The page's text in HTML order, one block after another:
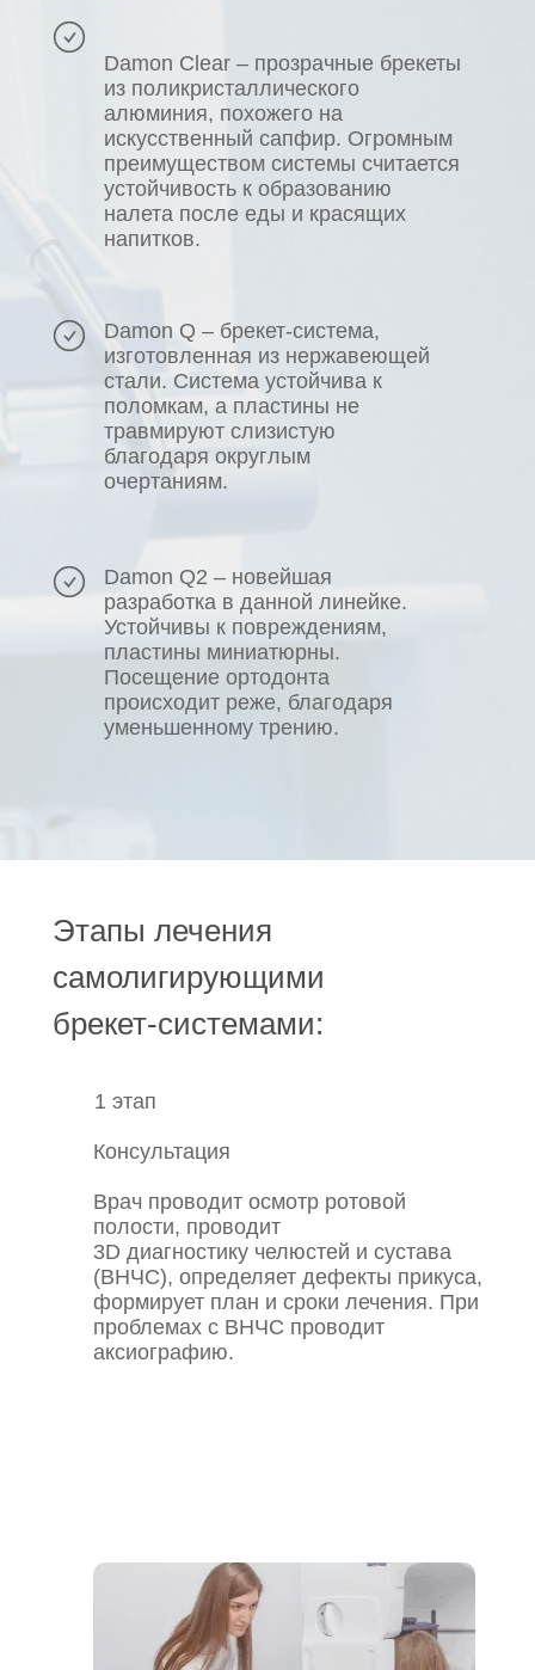
Damon Q2 – новейшая
разработка в данной линейке.
Устойчивы к повреждениям,
пластины миниатюрны.
Посещение ортодонта
происходит реже, благодаря
уменьшенному трению.
Damon Q – брекет-система,
изготовленная из нержавеющей
стали. Система устойчива к
поломкам, а пластины не
травмируют слизистую
благодаря округлым
очертаниям.
Damon Clear – прозрачные брекеты
из поликристаллического
алюминия, похожего на
искусственный сапфир. Огромным
преимуществом системы считается
устойчивость к образованию
налета после еды и красящих
напитков.
Этапы лечения
самолигирующими
брекет-системами:
Консультация
Врач проводит осмотр ротовой
полости, проводит
3D диагностику челюстей и сустава
(ВНЧС), определяет дефекты прикуса,
формирует план и сроки лечения. При
проблемах с ВНЧС проводит
аксиографию.
1 этап